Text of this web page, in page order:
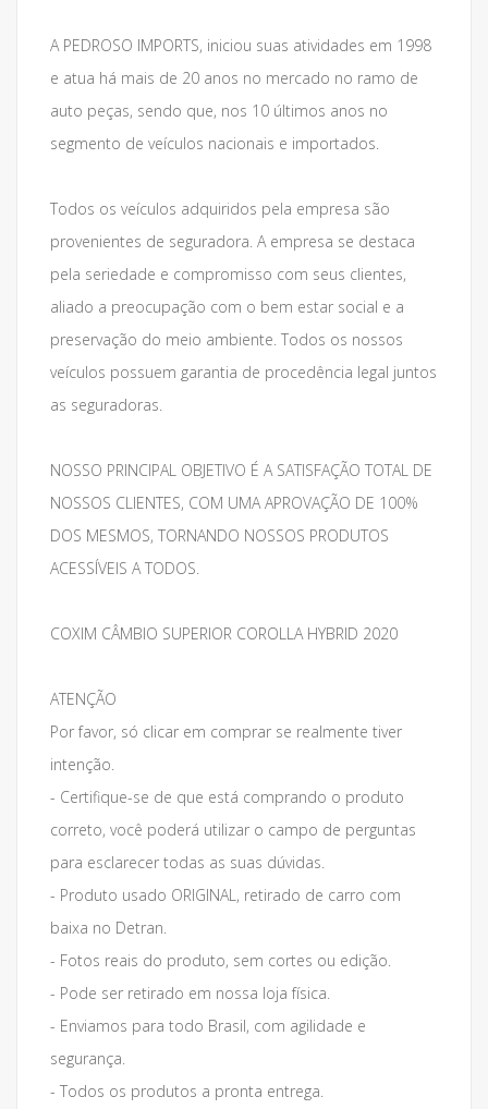
A PEDROSO IMPORTS, iniciou suas atividades em 1998
e atua há mais de 20 anos no mercado no ramo de
auto peças, sendo que, nos 10 últimos anos no
segmento de veículos nacionais e importados.
Todos os veículos adquiridos pela empresa são
provenientes de seguradora. A empresa se destaca
pela seriedade e compromisso com seus clientes,
aliado a preocupação com o bem estar social e a
preservação do meio ambiente. Todos os nossos
veículos possuem garantia de procedência legal juntos
as seguradoras.
NOSSO PRINCIPAL OBJETIVO É A SATISFAÇÃO TOTAL DE
NOSSOS CLIENTES, COM UMA APROVAÇÃO DE 100%
DOS MESMOS, TORNANDO NOSSOS PRODUTOS
ACESSÍVEIS A TODOS.
COXIM CÂMBIO SUPERIOR COROLLA HYBRID 2020
ATENÇÃO
Por favor, só clicar em comprar se realmente tiver
intenção.
- Certifique-se de que está comprando o produto
correto, você poderá utilizar o campo de perguntas
para esclarecer todas as suas dúvidas.
- Produto usado ORIGINAL, retirado de carro com
baixa no Detran.
- Fotos reais do produto, sem cortes ou edição.
- Pode ser retirado em nossa loja física.
- Enviamos para todo Brasil, com agilidade e
segurança.
- Todos os produtos a pronta entrega.